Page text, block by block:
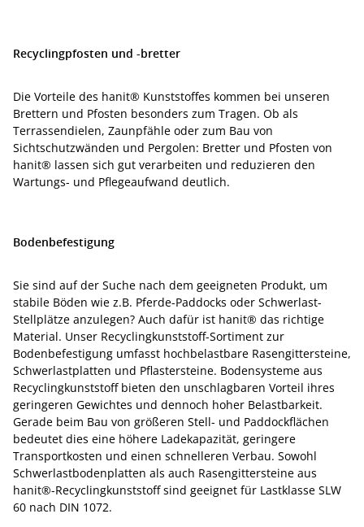
Recyclingpfosten und -bretter
Die Vorteile des hanit® Kunststoffes kommen bei unseren
Brettern und Pfosten besonders zum Tragen. Ob als
Terrassendielen, Zaunpfähle oder zum Bau von
Sichtschutzwänden und Pergolen: Bretter und Pfosten von
hanit® lassen sich gut verarbeiten und reduzieren den
Wartungs- und Pflegeaufwand deutlich.
Bodenbefestigung
Sie sind auf der Suche nach dem geeigneten Produkt, um
stabile Böden wie z.B. Pferde-Paddocks oder Schwerlast-
Stellplätze anzulegen? Auch dafür ist hanit® das richtige
Material. Unser Recyclingkunststoff-Sortiment zur
Bodenbefestigung umfasst hochbelastbare Rasengittersteine,
Schwerlastplatten und Pflastersteine. Bodensysteme aus
Recyclingkunststoff bieten den unschlagbaren Vorteil ihres
geringeren Gewichtes und dennoch hoher Belastbarkeit.
Gerade beim Bau von größeren Stell- und Paddockflächen
bedeutet dies eine höhere Ladekapazität, geringere
Transportkosten und einen schnelleren Verbau. Sowohl
Schwerlastbodenplatten als auch Rasengittersteine aus
hanit®-Recyclingkunststoff sind geeignet für Lastklasse SLW
60 nach DIN 1072.